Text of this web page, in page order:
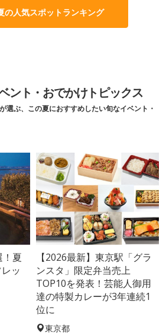
の人気スポットランキング
ント・おでかけトピックス
選ぶ、この夏におすすめしたい旬なイベント・
夏
ッ
【2026最新】東京駅「グラ
ンスタ」限定弁当売上
TOP10を発表！芸能人御用
達の特製カレーが3年連続1
位に
東京都